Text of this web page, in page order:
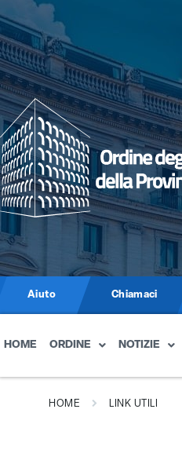
Aiuto Chiamaci
HOME ORDINE NOTIZIE
HOME LINK UTILI